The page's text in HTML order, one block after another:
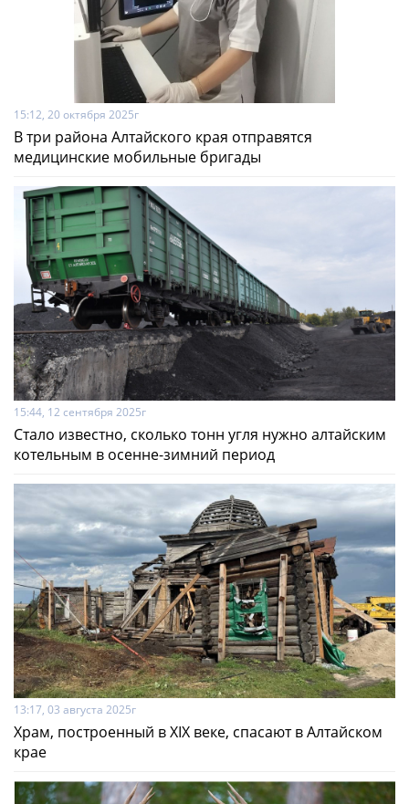
15:12, 20 октября 2025г
В три района Алтайского края отправятся
медицинские мобильные бригады
15:44, 12 сентября 2025г
Стало известно, сколько тонн угля нужно алтайским
котельным в осенне-зимний период
13:17, 03 августа 2025г
Храм, построенный в XIX веке, спасают в Алтайском
крае